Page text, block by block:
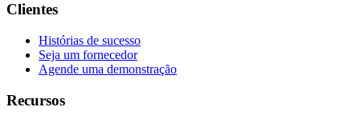
Clientes
Histórias de sucesso
Seja um fornecedor
Agende uma demonstração
Recursos